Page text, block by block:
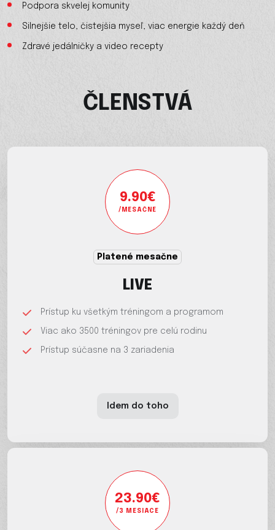
Podpora skvelej komunity
Silnejšie telo, čistejšia myseľ, viac energie každý deň
Zdravé jedálničky a video recepty
ČLENSTVÁ
9.90€
/MESAČNE
Platené mesačne
LIVE
Prístup ku všetkým tréningom a programom
Viac ako 3500 tréningov pre celú rodinu
Prístup súčasne na 3 zariadenia
Idem do toho
23.90€
/3 MESIACE